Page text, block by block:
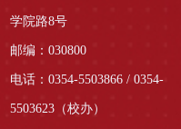
学院路8号
邮编：030800
电话：0354-5503866 / 0354-
5503623（校办）